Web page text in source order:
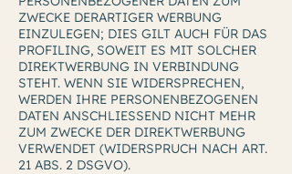
ZWECKE DERARTIGER WERBUNG
EINZULEGEN; DIES GILT AUCH FÜR DAS
PROFILING, SOWEIT ES MIT SOLCHER
DIREKTWERBUNG IN VERBINDUNG
STEHT. WENN SIE WIDERSPRECHEN,
WERDEN IHRE PERSONENBEZOGENEN
DATEN ANSCHLIESSEND NICHT MEHR
ZUM ZWECKE DER DIREKTWERBUNG
VERWENDET (WIDERSPRUCH NACH ART.
21 ABS. 2 DSGVO).